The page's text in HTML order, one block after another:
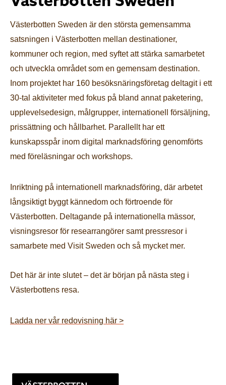
Västerbotten Sweden är den största gemensamma
satsningen i Västerbotten mellan destinationer,
kommuner och region, med syftet att stärka samarbetet
och utveckla området som en gemensam destination.
Inom projektet har 160 besöksnäringsföretag deltagit i ett
30-tal aktiviteter med fokus på bland annat paketering,
upplevelsedesign, målgrupper, internationell försäljning,
prissättning och hållbarhet. Parallellt har ett
kunskapsspår inom digital marknadsföring genomförts
med föreläsningar och workshops.
Inriktning på internationell marknadsföring, där arbetet
långsiktigt byggt kännedom och förtroende för
Västerbotten. Deltagande på internationella mässor,
visningsresor för researrangörer samt pressresor i
samarbete med Visit Sweden och så mycket mer.
Det här är inte slutet – det är början på nästa steg i
Västerbottens resa.
Ladda ner vår redovisning här >